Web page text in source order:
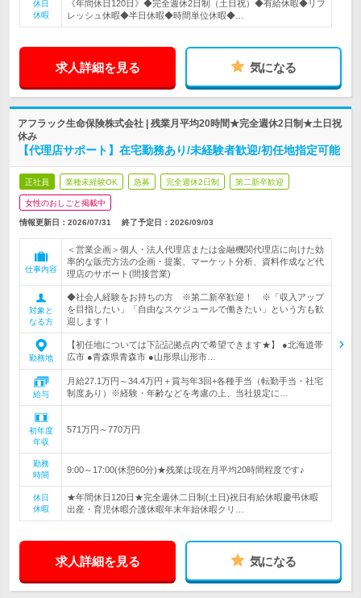
休日
休暇
《年間休日120日》◆完全週休2日制（土日祝）◆有給休暇◆リフ
レッシュ休暇◆半日休暇◆時間単位休暇◆…
求人詳細を見る 気になる
アフラック生命保険株式会社 | 残業月平均20時間★完全週休2日制★土日祝
休み
【代理店サポート】在宅勤務あり/未経験者歓迎/初任地指定可能
正社員 業種未経験OK 急募 完全週休2日制 第二新卒歓迎
女性のおしごと掲載中
情報更新日：2026/07/31 終了予定日： 2026/09/03
仕事内容
＜営業企画＞個人・法人代理店または金融機関代理店に向けた効
率的な販売方法の企画・提案、マーケット分析、資料作成など代
理店のサポート(間接営業)
対象と
なる方
◆社会人経験をお持ちの方 ※第二新卒歓迎！ ※「収入アップ
を目指したい」「自由なスケジュールで働きたい」という方も歓
迎します！
勤務地
【初任地については下記記拠点内で希望できます★】 ●北海道帯
広市 ●青森県青森市 ●山形県山形市…
給与
月給27.1万円～34.4万円＋賞与年3回+各種手当（転勤手当・社宅
制度あり）※経験・年齢などを考慮の上、当社規定に…
初年度
年収
571万円～770万円
勤務
時間
9:00～17:00(休憩60分)★残業は現在月平均20時間程度です♪
休日
休暇
★年間休日120日★完全週休二日制(土日)祝日有給休暇慶弔休暇
出産・育児休暇介護休暇年末年始休暇クリ…
求人詳細を見る 気になる